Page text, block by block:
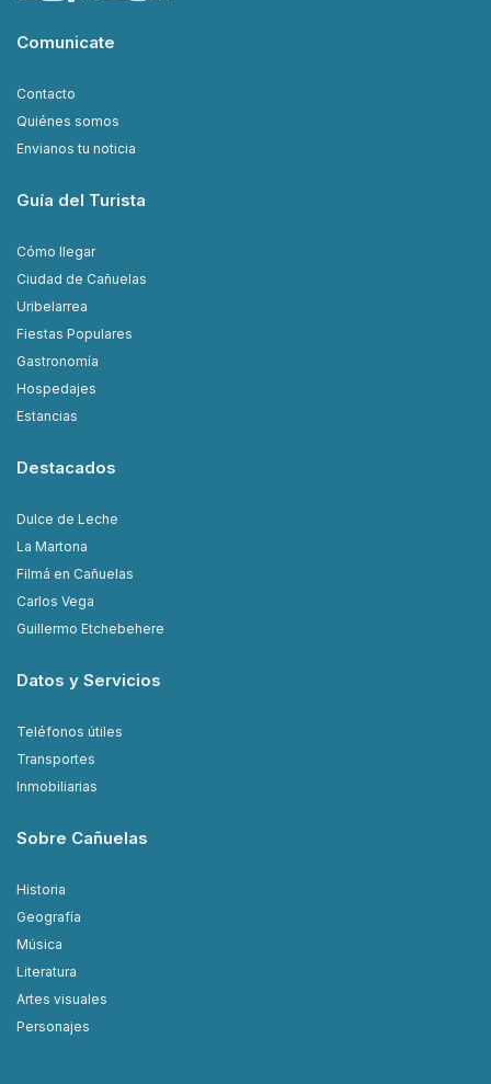
Comunicate
Contacto
Quiénes somos
Envianos tu noticia
Guía del Turista
Cómo llegar
Ciudad de Cañuelas
Uribelarrea
Fiestas Populares
Gastronomía
Hospedajes
Estancias
Destacados
Dulce de Leche
La Martona
Filmá en Cañuelas
Carlos Vega
Guillermo Etchebehere
Datos y Servicios
Teléfonos útiles
Transportes
Inmobiliarias
Sobre Cañuelas
Historia
Geografía
Música
Literatura
Artes visuales
Personajes